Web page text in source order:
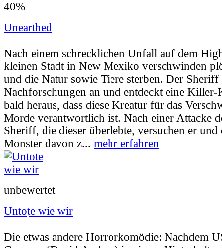
40%
Unearthed
Userbewertung:
Nach einem schrecklichen Unfall auf dem
kleinen Stadt in New Mexiko verschwinden
und die Natur sowie Tiere sterben. Der Sheriff
Nachforschungen an und entdeckt eine
bald heraus, dass diese Kreatur für das
Morde verantwortlich ist. Nach einer Attacke
Sheriff, die dieser überlebte, versuchen er und
Monster davon z... mehr erfahren
unbewertet
Untote wie wir
Userbewertung:
Die etwas andere Horrorkomödie: Nachdem